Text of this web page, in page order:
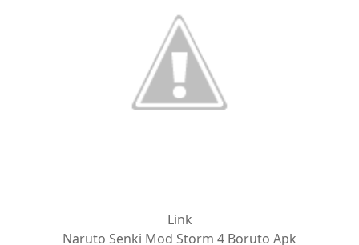
Link
Naruto Senki Mod Storm 4 Boruto Apk